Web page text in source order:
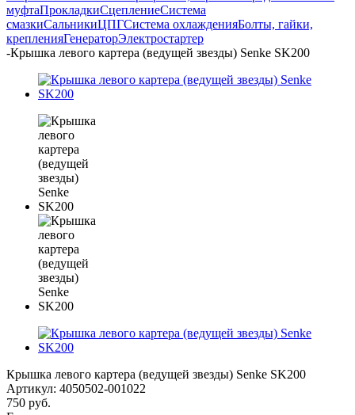
муфтаПрокладкиСцеплениеСистема
смазкиСальникиЦПГСистема охлажденияБолты, гайки,
крепленияГенераторЭлектростартер
-Крышка левого картера (ведущей звезды) Senke SK200
Крышка левого картера (ведущей звезды) Senke SK200
Артикул: 4050502-001022
750 руб.